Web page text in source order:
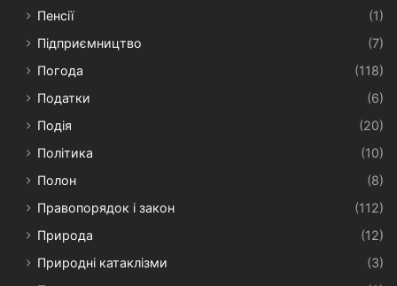
Пенсії
(1)
Підприємництво
(7)
Погода
(118)
Податки
(6)
Подія
(20)
Політика
(10)
Полон
(8)
Правопорядок і закон
(112)
Природа
(12)
Природні катаклізми
(3)